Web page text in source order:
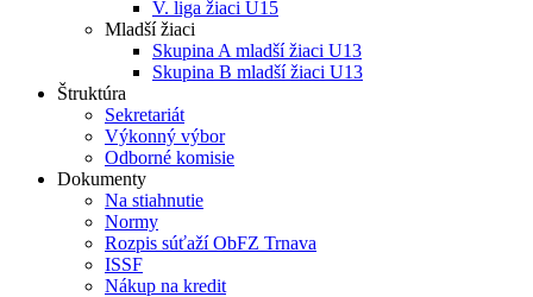
V. liga žiaci U15
Mladší žiaci
Skupina A mladší žiaci U13
Skupina B mladší žiaci U13
Štruktúra
Sekretariát
Výkonný výbor
Odborné komisie
Dokumenty
Na stiahnutie
Normy
Rozpis súťaží ObFZ Trnava
ISSF
Nákup na kredit